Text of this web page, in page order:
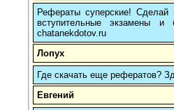
Рефераты суперские! Сделай
вступительные экзамены
chatanekdotov.ru
Лопух
Где скачать еще рефератов?
Евгений